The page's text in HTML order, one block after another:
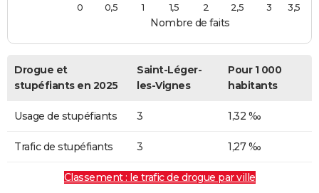
Nombre de faits
0
0,5 1 1,5 2 2,5 3 3,5
Drogue et
stupéfiants en 2025
Saint-Léger-
les-Vignes
Pour 1 000
habitants
Usage de stupéfiants 3 1,32 ‰
Trafic de stupéfiants 3 1,27 ‰
Classement : le trafic de drogue par ville